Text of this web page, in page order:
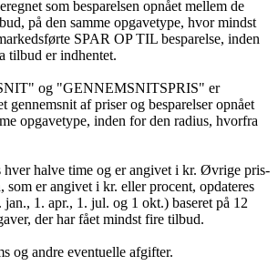
som besparelsen opnået mellem de
på den samme opgavetype, hvor mindst
SPAR OP TIL besparelse, inden
tilbud er indhentet.
og "GENNEMSNITSPRIS" er
gennemsnit af priser og besparelser opnået
opgavetype, inden for den radius, hvorfra
hver halve time og er angivet i kr. Øvrige pris-
som er angivet i kr. eller procent, opdateres
1. apr., 1. jul. og 1 okt.) baseret på 12
der har fået mindst fire tilbud.
og andre eventuelle afgifter.